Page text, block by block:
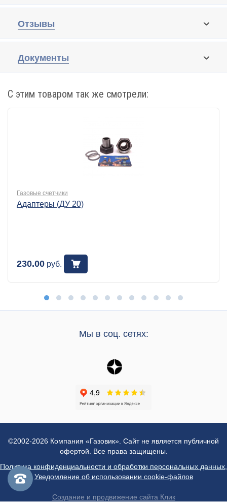
Отзывы
Документы
С этим товаром так же смотрели:
Газовые счетчики
Адаптеры (ДУ 20)
230.00 руб.
Мы в соц. сетях:
©2002-2026 Компания «Газовик». Сайт не является публичной
офертой. Все права защищены.
Политика конфиденциальности и обработки персональных данных
Уведомление об использовании cookie-файлов
Создание и продвижение сайта Клик